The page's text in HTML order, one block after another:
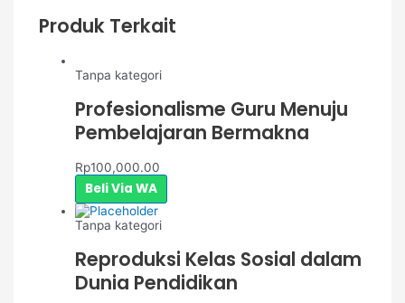
Produk Terkait
Tanpa kategori
Profesionalisme Guru Menuju
Pembelajaran Bermakna
Rp100,000.00
Beli Via WA
Tanpa kategori
Reproduksi Kelas Sosial dalam
Dunia Pendidikan